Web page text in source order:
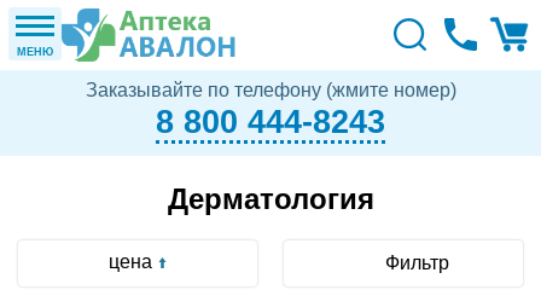
МЕНЮ
Заказывайте по телефону (жмите номер)
8 800 444-8243
Дерматология
цена Фильтр